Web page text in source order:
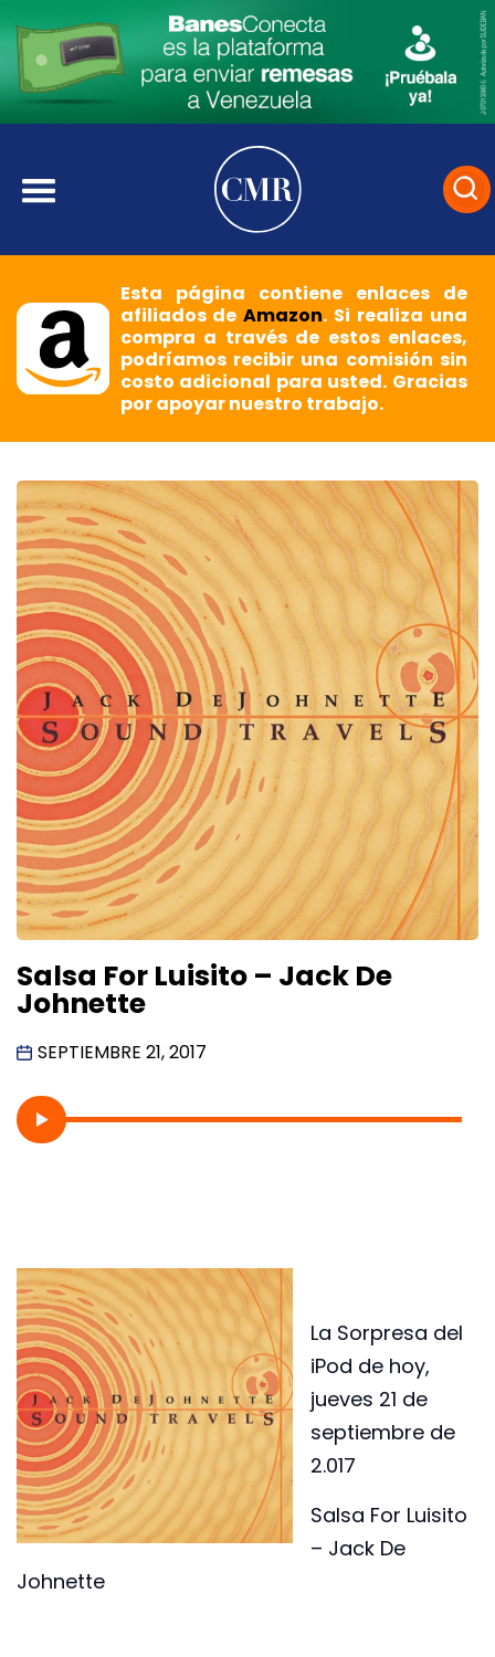
Esta página contiene enlaces de
afiliados deAmazon. Si realiza una
compra a través de estos enlaces,
podríamos recibir una comisión sin
costo adicional para usted. Gracias
por apoyar nuestro trabajo.
Salsa For Luisito – Jack De
Johnette
SEPTIEMBRE 21, 2017
La Sorpresa del
iPod de hoy,
jueves 21 de
septiembre de
2.017
Salsa For Luisito
– Jack De
Johnette